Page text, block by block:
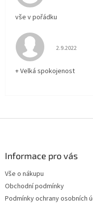
vše v pořádku
Hodnocení
2.9.2022
+ Velká spokojenost
Informace pro vás
Vše o nákupu
Obchodní podmínky
Podmínky ochrany osobních